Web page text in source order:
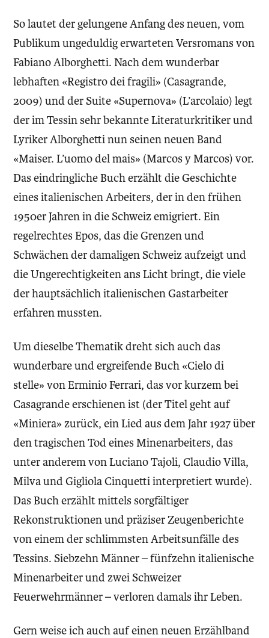
So lautet der gelungene Anfang des neuen, vom
Publikum ungeduldig erwarteten Versromans von
Fabiano Alborghetti. Nach dem wunderbar
lebhaften «Registro dei fragili» (Casagrande,
2009) und der Suite «Supernova» (L’arcolaio) legt
der im Tessin sehr bekannte Literaturkritiker und
Lyriker Alborghetti nun seinen neuen Band
«Maiser. L’uomo del mais» (Marcos y Marcos) vor.
Das eindringliche Buch erzählt die Geschichte
eines italienischen Arbeiters, der in den frühen
1950er Jahren in die Schweiz emigriert. Ein
regelrechtes Epos, das die Grenzen und
Schwächen der damaligen Schweiz aufzeigt und
die Ungerechtigkeiten ans Licht bringt, die viele
der hauptsächlich italienischen Gastarbeiter
erfahren mussten.
Um dieselbe Thematik dreht sich auch das
wunderbare und ergreifende Buch «Cielo di
stelle» von Erminio Ferrari, das vor kurzem bei
Casagrande erschienen ist (der Titel geht auf
«Miniera» zurück, ein Lied aus dem Jahr 1927 über
den tragischen Tod eines Minenarbeiters, das
unter anderem von Luciano Tajoli, Claudio Villa,
Milva und Gigliola Cinquetti interpretiert wurde).
Das Buch erzählt mittels sorgfältiger
Rekonstruktionen und präziser Zeugenberichte
von einem der schlimmsten Arbeitsunfälle des
Tessins. Siebzehn Männer – fünfzehn italienische
Minenarbeiter und zwei Schweizer
Feuerwehrmänner – verloren damals ihr Leben.
Gern weise ich auch auf einen neuen Erzählband